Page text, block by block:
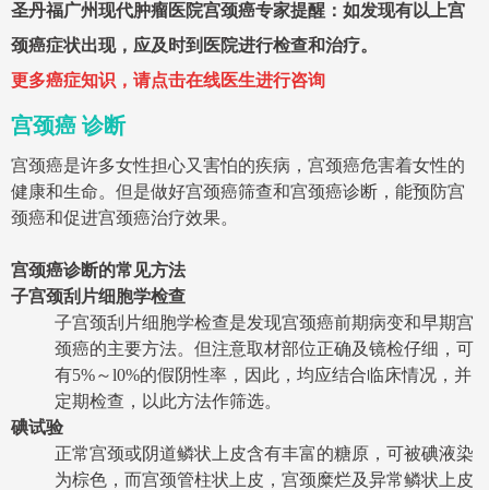
圣丹福广州现代肿瘤医院宫颈癌专家提醒：如发现有以上宫
颈癌症状出现，应及时到医院进行检查和治疗。
更多癌症知识，请点击在线医生进行咨询
宫颈癌 诊断
宫颈癌是许多女性担心又害怕的疾病，宫颈癌危害着女性的
健康和生命。但是做好宫颈癌筛查和宫颈癌诊断，能预防宫
颈癌和促进宫颈癌治疗效果。
宫颈癌诊断的常见方法
子宫颈刮片细胞学检查
子宫颈刮片细胞学检查是发现宫颈癌前期病变和早期宫
颈癌的主要方法。但注意取材部位正确及镜检仔细，可
有5%～l0%的假阴性率，因此，均应结合临床情况，并
定期检查，以此方法作筛选。
碘试验
正常宫颈或阴道鳞状上皮含有丰富的糖原，可被碘液染
为棕色，而宫颈管柱状上皮，宫颈糜烂及异常鳞状上皮